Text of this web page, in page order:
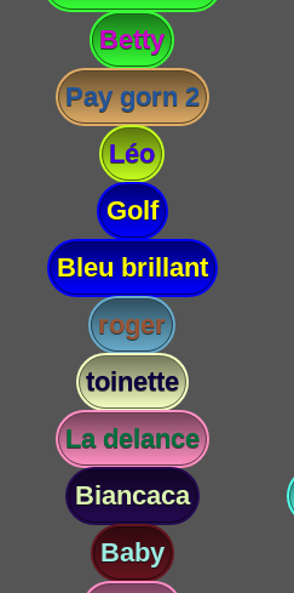
Betty
Pay gorn 2
Léo
Golf
Bleu brillant
roger
toinette
La delance
Biancaca
Baby